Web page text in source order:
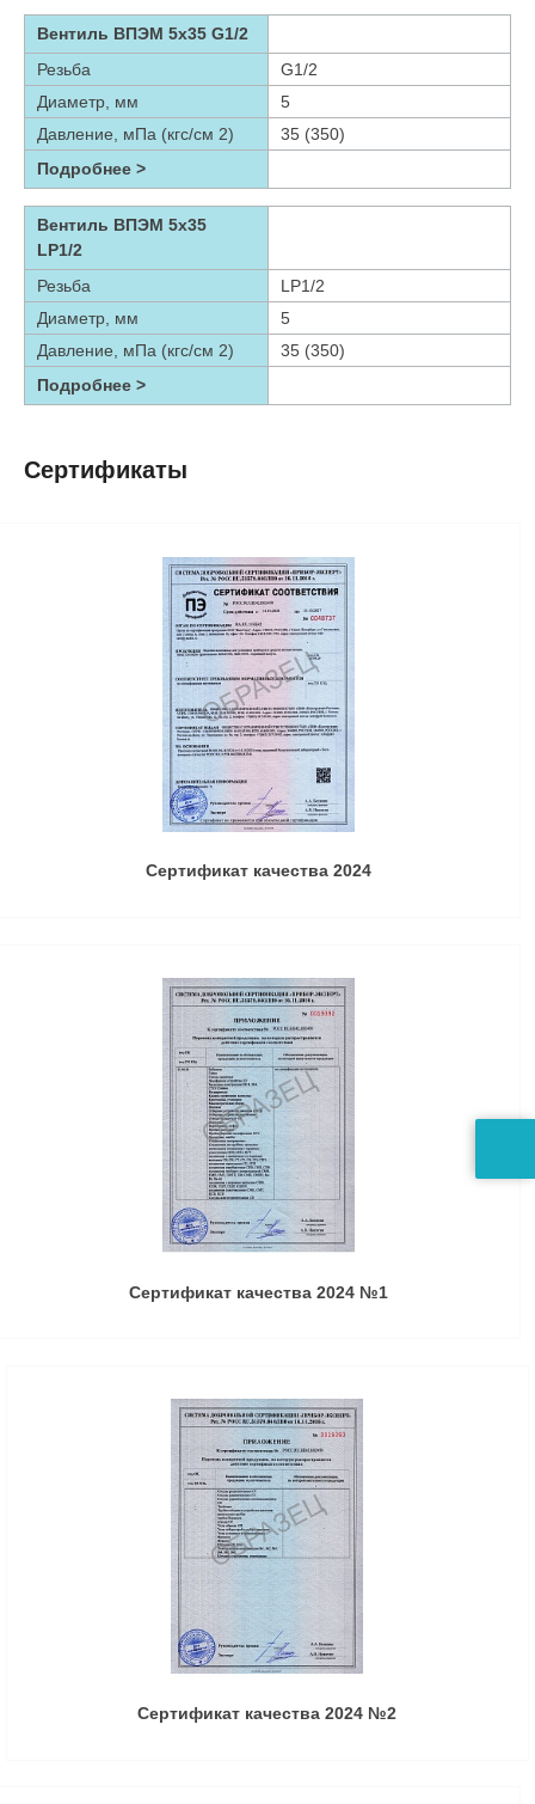
Вентиль ВПЭМ 5х35 G1/2
Резьба
G1/2
Диаметр, мм
5
Давление, мПа (кгс/см 2)
35 (350)
Подробнее >
Вентиль ВПЭМ 5х35
LP1/2
Резьба
LP1/2
Диаметр, мм
5
Давление, мПа (кгс/см 2)
35 (350)
Подробнее >
Сертификаты
Сертификат качества 2024
Сертификат качества 2024 №1
Сертификат качества 2024 №2